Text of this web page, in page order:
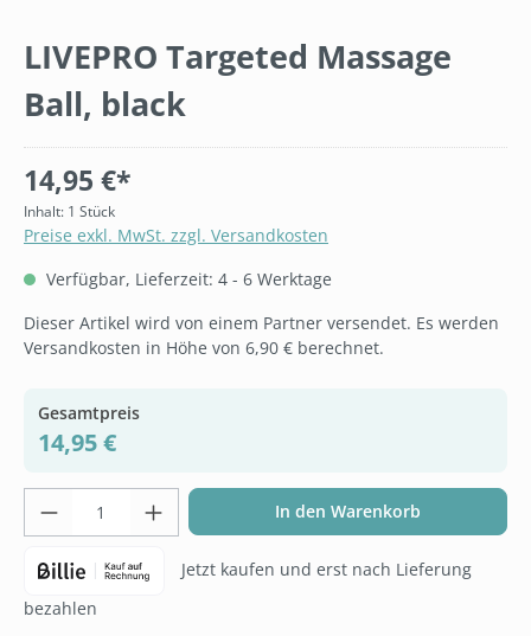
LIVEPRO Targeted Massage
Ball, black
14,95 €*
Inhalt: 1 Stück
Preise exkl. MwSt. zzgl. Versandkosten
Verfügbar, Lieferzeit: 4 - 6 Werktage
Dieser Artikel wird von einem Partner versendet. Es werden
Versandkosten in Höhe von 6,90 € berechnet.
Gesamtpreis
14,95 €
Produkt Anzahl: Gib den gewünschten
In den Warenkorb
Jetzt kaufen und erst nach Lieferung
bezahlen